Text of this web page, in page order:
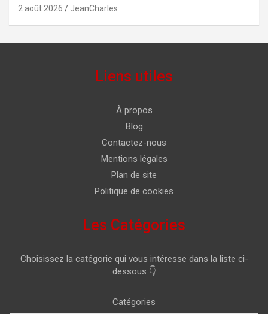
2 août 2026 JeanCharles
Liens utiles
À propos
Blog
Contactez-nous
Mentions légales
Plan de site
Politique de cookies
Les Catégories
Choisissez la catégorie qui vous intéresse dans la liste ci-
dessous 👇
Catégories